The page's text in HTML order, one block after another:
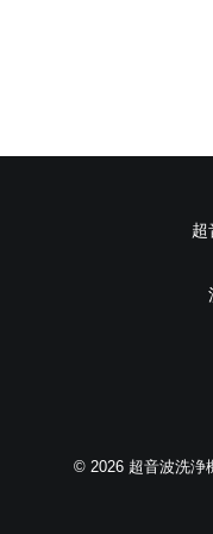
超
© 2026 超音波洗浄